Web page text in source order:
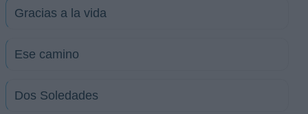
Gracias a la vida
Ese camino
Dos Soledades